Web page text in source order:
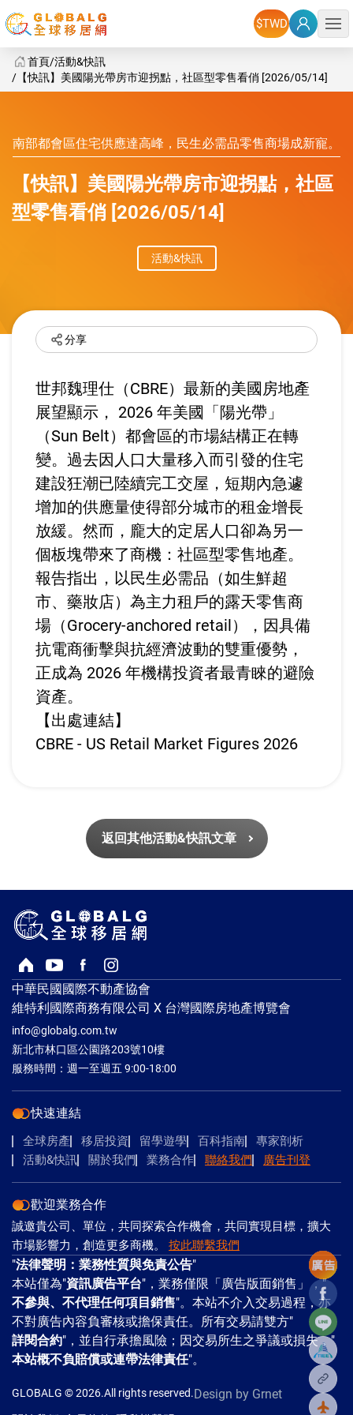
選單
首頁 活動&快訊
【快訊】美國陽光帶房市迎拐點，社區型零售看俏 [2026/05/14]
南部都會區住宅供應達高峰，民生必需品零售商場成新寵。
【快訊】美國陽光帶房市迎拐點，社區
型零售看俏 [2026/05/14]
活動&快訊
分享
世邦魏理仕（CBRE）最新的美國房地產
展望顯示， 2026 年美國「陽光帶」
（Sun Belt）都會區的市場結構正在轉
變。過去因人口大量移入而引發的住宅
建設狂潮已陸續完工交屋，短期內急遽
增加的供應量使得部分城市的租金增長
放緩。然而，龐大的定居人口卻為另一
個板塊帶來了商機：社區型零售地產。
報告指出，以民生必需品（如生鮮超
市、藥妝店）為主力租戶的露天零售商
場（Grocery-anchored retail），因具備
抗電商衝擊與抗經濟波動的雙重優勢，
正成為 2026 年機構投資者最青睞的避險
資產。
【出處連結】
CBRE - US Retail Market Figures 2026
返回其他活動&快訊文章
Line
複製
回首頁Youtube頻道
Facebook粉絲專頁
Instagram
中華民國國際不動產協會
維特利國際商務有限公司 X 台灣國際房地產博覽會
info@globalg.com.tw
新北市林口區公園路203號10樓
服務時間：週一至週五 9:00-18:00
快速連結
全球房產 移居投資 留學遊學 百科指南
專家剖析
活動&快訊
關於我們 業務合作 聯絡我們 廣告刊登
歡迎業務合作
誠邀貴公司、單位，共同探索合作機會，共同實現目標，擴大
市場影響力，創造更多商機。 按此聯繫我們
"法律聲明：業務性質與免責公告"
本站僅為"資訊廣告平台"，業務僅限「廣告版面銷售」，"
不參與、不代理任何項目銷售"。本站不介入交易過程，亦
不對廣告內容負審核或擔保責任。所有交易請雙方"
詳閱合約"，並自行承擔風險；因交易所生之爭議或損失，"
本站概不負賠償或連帶法律責任"。
GLOBALG © 2026.All rights reserved.Design by Grnet